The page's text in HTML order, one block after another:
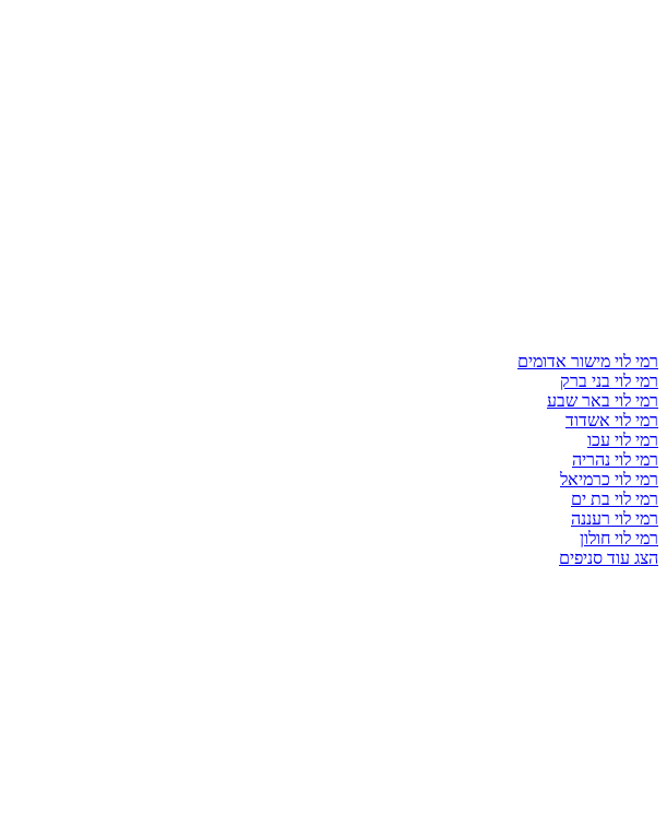
רמי לוי מישור אדומים
רמי לוי בני ברק
רמי לוי באר שבע
רמי לוי אשדוד
רמי לוי עכו
רמי לוי נהריה
רמי לוי כרמיאל
רמי לוי בת ים
רמי לוי רעננה
רמי לוי חולון
הצג עוד סניפים